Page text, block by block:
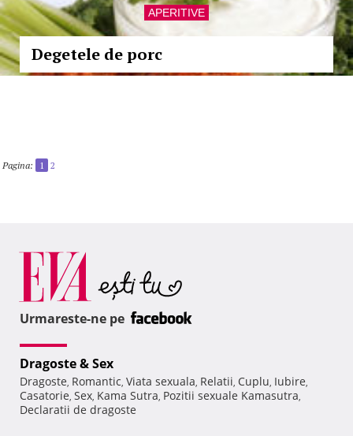
APERITIVE
Degetele de porc
Pagina: 1 2
Urmareste-ne pe
Dragoste & Sex
Dragoste, Romantic, Viata sexuala, Relatii, Cuplu, Iubire,
Casatorie, Sex, Kama Sutra, Pozitii sexuale Kamasutra,
Declaratii de dragoste